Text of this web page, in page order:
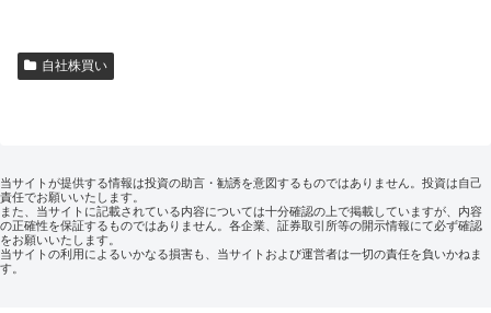
自社株買い
当サイトが提供する情報は投資の助言・勧誘を意図するものではありません。投資は自己
責任でお願いいたします。
また、当サイトに記載されている内容については十分確認の上で掲載していますが、内容
の正確性を保証するものではありません。各企業、証券取引所等の開示情報にて必ず確認
をお願いいたします。
当サイトの利用によるいかなる損害も、当サイトおよび運営者は一切の責任を負いかねま
す。